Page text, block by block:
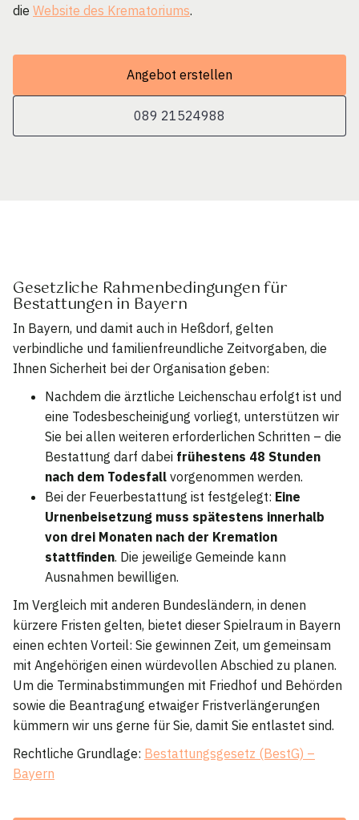
die Website des Krematoriums.
Angebot erstellen
089 21524988
Gesetzliche Rahmenbedingungen für
Bestattungen in Bayern
In Bayern, und damit auch in Heßdorf, gelten
verbindliche und familienfreundliche Zeitvorgaben, die
Ihnen Sicherheit bei der Organisation geben:
Nachdem die ärztliche Leichenschau erfolgt ist und
eine Todesbescheinigung vorliegt, unterstützen wir
Sie bei allen weiteren erforderlichen Schritten – die
Bestattung darf dabei frühestens 48 Stunden
nach dem Todesfall vorgenommen werden.
Bei der Feuerbestattung ist festgelegt: Eine
Urnenbeisetzung muss spätestens innerhalb
von drei Monaten nach der Kremation
stattfinden. Die jeweilige Gemeinde kann
Ausnahmen bewilligen.
Im Vergleich mit anderen Bundesländern, in denen
kürzere Fristen gelten, bietet dieser Spielraum in Bayern
einen echten Vorteil: Sie gewinnen Zeit, um gemeinsam
mit Angehörigen einen würdevollen Abschied zu planen.
Um die Terminabstimmungen mit Friedhof und Behörden
sowie die Beantragung etwaiger Fristverlängerungen
kümmern wir uns gerne für Sie, damit Sie entlastet sind.
Rechtliche Grundlage: Bestattungsgesetz (BestG) –
Bayern